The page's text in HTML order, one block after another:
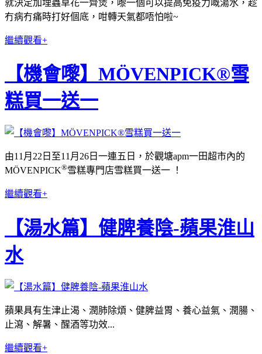
就決定加埋蟲草花一齊煲，嚟一個可以提高免疫力嘅湯水，趁
冇病冇痛時打好個底，咁轉天氣都唔怕啦~
繼續觀看+
【機會嚟】MÖVENPICK®雪
糕買一送一
由11月22日至11月26日一連五日，於觀塘apm一田超市內的
MÖVENPICK®雪糕專門店雪糕買一送一 ！
繼續觀看+
【湯水篇】健脾養陰-蘋果淮山
水
蘋果具有生津止渴、潤肺除煩、健脾益胃、養心益氣、潤腸、
止瀉、解暑、醒酒等功效...
繼續觀看+